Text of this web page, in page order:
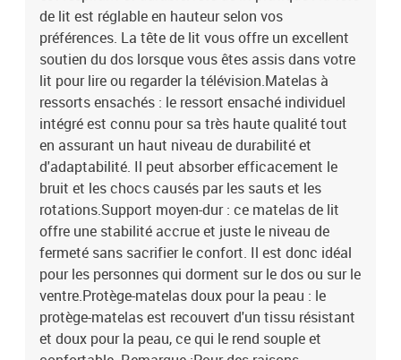
de lit est réglable en hauteur selon vos
préférences. La tête de lit vous offre un excellent
soutien du dos lorsque vous êtes assis dans votre
lit pour lire ou regarder la télévision.Matelas à
ressorts ensachés : le ressort ensaché individuel
intégré est connu pour sa très haute qualité tout
en assurant un haut niveau de durabilité et
d'adaptabilité. Il peut absorber efficacement le
bruit et les chocs causés par les sauts et les
rotations.Support moyen-dur : ce matelas de lit
offre une stabilité accrue et juste le niveau de
fermeté sans sacrifier le confort. Il est donc idéal
pour les personnes qui dorment sur le dos ou sur le
ventre.Protège-matelas doux pour la peau : le
protège-matelas est recouvert d'un tissu résistant
et doux pour la peau, ce qui le rend souple et